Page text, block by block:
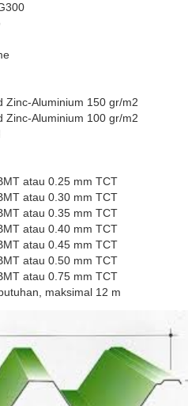
Zinc-Aluminium 150 gr/m2
Zinc-Aluminium 100 gr/m2
atau 0.25 mm TCT
atau 0.30 mm TCT
atau 0.35 mm TCT
atau 0.40 mm TCT
atau 0.45 mm TCT
atau 0.50 mm TCT
atau 0.75 mm TCT
maksimal 12 m